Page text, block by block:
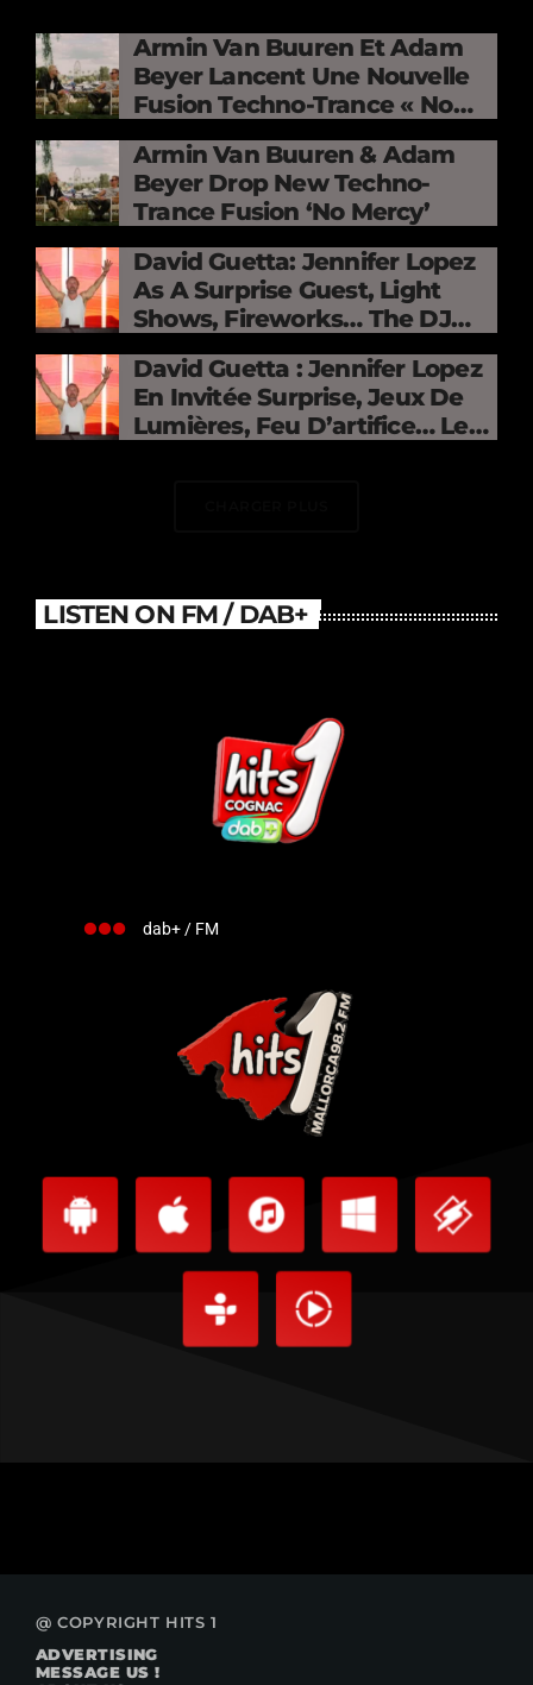
Armin Van Buuren Et Adam
Beyer Lancent Une Nouvelle
Fusion Techno-Trance « No
Armin Van Buuren & Adam
Beyer Drop New Techno-
Trance Fusion ‘No Mercy’
David Guetta: Jennifer Lopez
As A Surprise Guest, Light
Shows, Fireworks… The DJ
France
David Guetta : Jennifer Lopez
En Invitée Surprise, Jeux De
Lumières, Feu D’artifice… Le
LISTEN ON FM / DAB+
dab+ / FM
@ COPYRIGHT HITS 1
ADVERTISING
MESSAGE US !